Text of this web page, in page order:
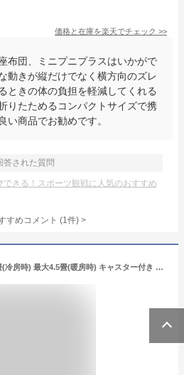
価格と在庫を楽天でチェック >>
布団、ミニプニプラスはいかがで
動きが縦だけでなく横方向のズレ
ときの体の負担を軽減してくれる
りたためるコンパクトサイズで携
い商品でお勧めです。
答された質問
きる！スポーツ観戦に人気のおすすめ
すめコメント (1件) >
移動式エアコン 最大8畳(冷房時) 最大4.5畳(暖房時) キャスター付き MAC-22CH エアコン クーラー 除湿機 大型 移動式 据付工事不要 リモコン付き スポットクーラー スポットエアコン スイング タイマー ナカトミ NAKATOMI 【送料無料】